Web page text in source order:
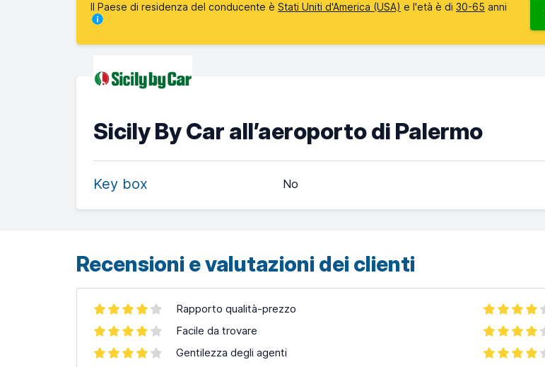
Il Paese di residenza del conducente è Stati Uniti d'America (USA) e l'età è di 30-65 anni
Sicily By Car all’aeroporto di Palermo
Key box No
Recensioni e valutazioni dei clienti
Rapporto qualità-prezzo
Facile da trovare
Gentilezza degli agenti